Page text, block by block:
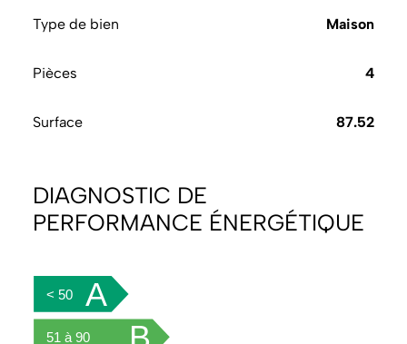
Type de bien Maison
Pièces 4
Surface 87.52
DIAGNOSTIC DE
PERFORMANCE ÉNERGÉTIQUE